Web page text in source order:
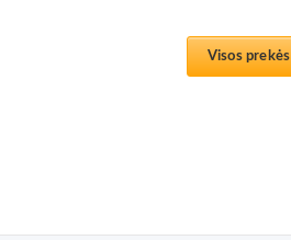
Visos prekės